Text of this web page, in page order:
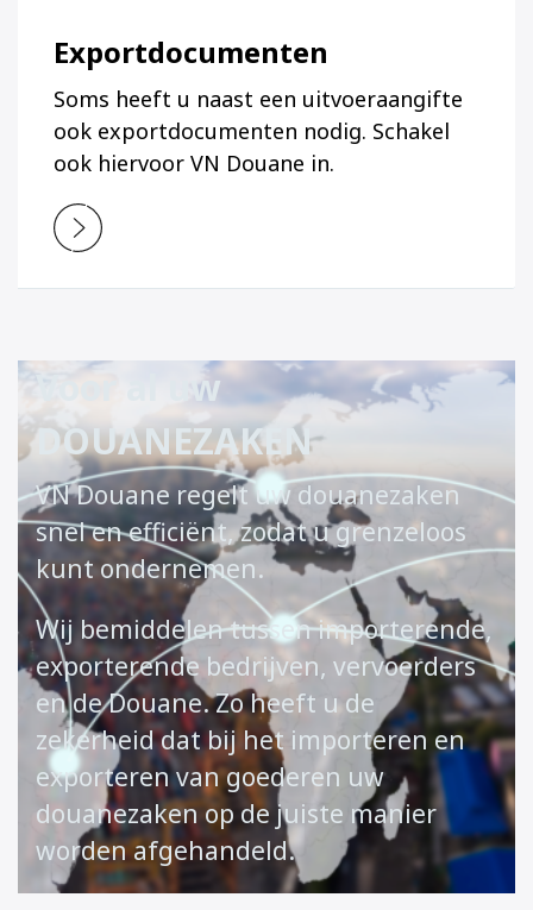
Exportdocumenten
Soms heeft u naast een uitvoeraangifte
ook exportdocumenten nodig. Schakel
ook hiervoor VN Douane in.
Voor al uw
DOUANEZAKEN
VN Douane regelt uw douanezaken
snel en efficiënt, zodat u grenzeloos
kunt ondernemen.
Wij bemiddelen tussen importerende,
exporterende bedrijven, vervoerders
en de Douane. Zo heeft u de
zekerheid dat bij het importeren en
exporteren van goederen uw
douanezaken op de juiste manier
worden afgehandeld.